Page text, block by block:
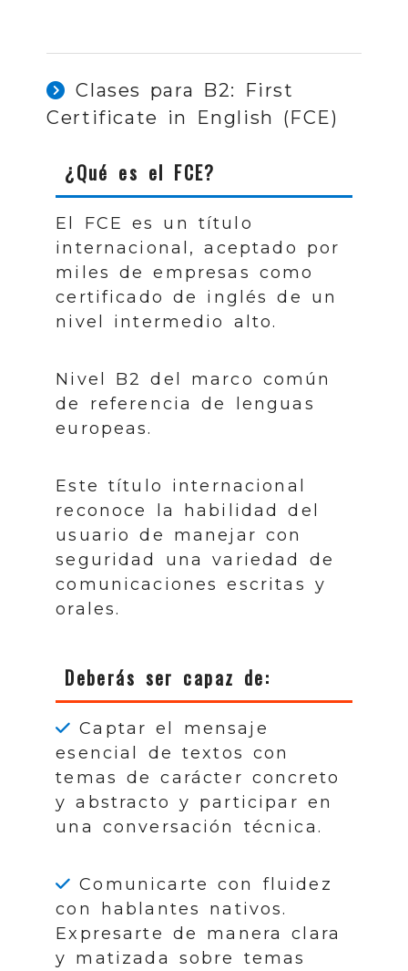
Clases para B2: First
Certificate in English (FCE)
¿Qué es el FCE?
El FCE es un título
internacional, aceptado por
miles de empresas como
certificado de inglés de un
nivel intermedio alto.
Nivel B2 del marco común
de referencia de lenguas
europeas.
Este título internacional
reconoce la habilidad del
usuario de manejar con
seguridad una variedad de
comunicaciones escritas y
orales.
Deberás ser capaz de:
Captar el mensaje
esencial de textos con
temas de carácter concreto
y abstracto y participar en
una conversación técnica.
Comunicarte con fluidez
con hablantes nativos.
Expresarte de manera clara
y matizada sobre temas